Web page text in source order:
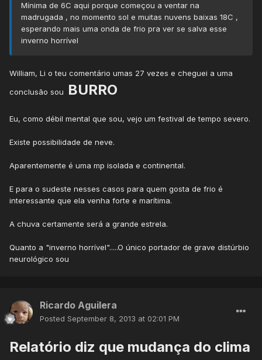
Mínima de 6C aqui porque começou a ventar na
madrugada , no momento sol e muitas nuvens baixas 18C ,
esperando mais uma onda de frio pra ver se salva esse
inverno horrível
William, Li o teu comentário umas 27 vezes e cheguei a uma
conclusão sou
BURRO
Eu, como débil mental que sou, vejo um festival de tempo severo.
Existe possibilidade de neve.
Aparentemente é uma mp isolada e continental.
E para o sudeste nesses casos para quem gosta de frio é
interessante que ela venha forte e marítima.
A chuva certamente será a grande estrela.
Quanto a "inverno horrível".....O único portador de grave distúrbio
neurológico sou
Ricardo Aguilera
Posted September 8, 2013 at 02:01 PM
Relatório diz que mudança do clima